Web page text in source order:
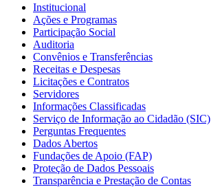
Institucional
Ações e Programas
Participação Social
Auditoria
Convênios e Transferências
Receitas e Despesas
Licitações e Contratos
Servidores
Informações Classificadas
Serviço de Informação ao Cidadão (SIC)
Perguntas Frequentes
Dados Abertos
Fundações de Apoio (FAP)
Proteção de Dados Pessoais
Transparência e Prestação de Contas